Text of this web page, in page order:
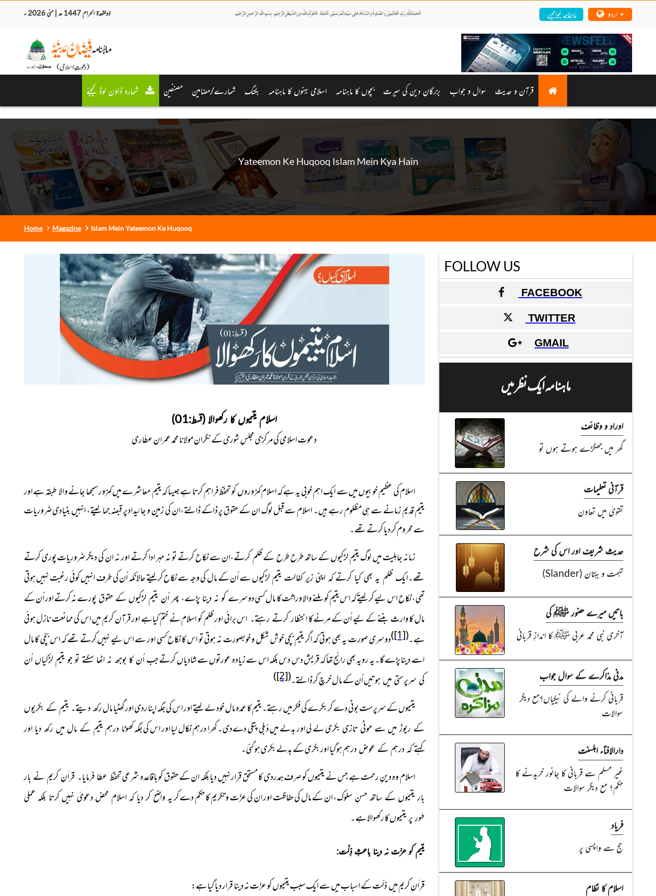
ذولقعدۃ الحرام 1447 ھ | مئی 2026 ء ماہنامہ خواتین
قرآن و حدیث سوال و جواب بزرگانِ دین کی سیرت بچوں کا ماہنامہ اسلامی بہنوں کا ماہنامہ بکنگ شمارے/مضامین مصنفین شمارہ ڈاؤن لوڈ کیجئے
Yateemon Ke Huqooq Islam Mein Kya Hain
Home Magazine Islam Mein Yateemon Ke Huqooq
اسلام یتیموں کا رکھوالا (قسط:01)
دعوتِ اسلامی کی مرکزی مجلسِ شوریٰ کے نگران مولانا محمد عمران عطّاری
اسلام کی عظیم خوبیوں میں سے ایک اہم خوبی یہ ہے کہاسلام کمزوروں کو تحفّظ فراہم کرتا ہے جیسا کہ یتیم معاشرے میں کمزور سمجھا جانے والا طبقہ ہے اور
یتیم قدیم زمانے سے ہی مظلوم رہے ہیں۔ اسلام سے قبل لوگ ان کے حقوق پر ڈاکے ڈالتے،ان کی زمین و جائیداد پر قبضہ جما لیتے، انہیں بنیادی ضَروریات
سے محروم کر دیا کرتے تھے۔
زمانہ جاہلیت میں لوگ یتیم لڑکیوں کے ساتھ طرح طرح کے ظلم کرتے،ان سے نکاح کرتے تو نہ مہر ادا کرتے اور نہ ان کی دیگر ضَروریات پوریکرتے
تھے۔ایک ظلم یہ بھی کیا کرتے کہ اپنی زیرِ کفالت یتیم لڑکیوںسے اُن کے مال کی وجہ سے نکاح کرلیتے حالانکہ اُن کی طرف انہیں کوئی رغبت نہیں ہوتی
تھی، نکاح اس لیے کر لیتے کہ اس یتیم کو ملنے والا وراثت کا مال کسیدوسرے کو نہ دینا پڑے، پھر اُن یتیم لڑکیوں کے حقوق پورےنہ کرتے اور اُن کے
مال کا وارث بننے کے لیے اُن کے مرنے کاانتظار کرتے رہتے۔ اس برائی اور ظلم کو اسلام نے ختم کیاہے اور قرآن کریم میں اس کی ممانعت نازل ہوئی
ہے۔(
[1]
)دوسری صورت یہ بھیہوتیکہ اگر یتیم بچی خوش شکل و خوبصورت نہ ہوتی تو اس کا نکاحکسی اور سے اس لیے نہیں کرتے تھے کہ اس بچّی کا مال
اسے دینا پڑے گا۔یہ رویہ بھی رائج تھا کہ قریش دس دس بلکہ اس سے زیادہ عورتوں سے شادیاں کرتےجب اُن کا بوجھ نہ اٹھا سکتے تو جو یتیم لڑکیاں اُن
کی سرپرستی میں ہوتیںاُن کے مال خرچ کر ڈالتے۔(
[2]
)
یتیموں کے سرپرست بوٹی دے کر بکرے کی فکر میں رہتے۔یتیم کا عمدہ مال خود لے لیتے اور اس کی جگہ اپنا ردی اور گھٹیا مالرکھ دیتے۔ یتیم کے بکریوں
کے ریوڑ میں سے موٹی تازی بکریلے لی اور بدلے میں دُبلی پتلی دےدی۔ کھرا درہم نکال لیا اور اس کی جگہکھوٹا درہم یتیم کے مال میں رکھ دیا اور
کہتے کہ درہم کے عوض درہمہوگیا اور بکری کے بدلے بکری ہو گئی۔
اسلام وہ دینِ رحمت ہے جس نے یتیموں کو صرف ہمدردی کا مستحق قرار نہیں دیا بلکہ ان کے حقوق کو باقاعدہ شرعیتحفّظ عطا فرمایا۔ قراٰنِ کریم نے بار
بار یتیموں کے ساتھ حسنِ سلوک،ان کے مال کی حفاظت اور ان کی عزّت و تکریم کا حکم دے کریہ واضح کر دیا کہ اسلام محض دعویٰ نہیں کرتا بلکہ عملی
طور پر یتیموںکا رکھوالا ہے۔
یتیم کو عزّت نہ دینا باعثِ ذِلَّت:
قراٰنِ کریم میں ذلّت کے اسباب میں سے ایک سبب یتیموں کو عزّت نہ دینا قرار دیا گیا ہے:
FOLLOW US
FACEBOOK
TWITTER
GMAIL
ماہنامہ ایک نظر میں
اوراد و وظائف
گھر میں جھگڑے ہوتے ہوں تو
قرآنی تعلیمات
تقویٰ میں تعاون
حدیث شریف اور اس کی شرح
تہمت و بہتان (Slander)
باتیں میرے حضور ﷺ کی
آخری نبی محمد عربی ﷺ کا اندازِ قربانی
مدنی مذاکرے کے سوال جواب
قربانی کرنے والے کی نیکیاں؟مع دیگر
سوالات
دارالافتاء اہلسنت
غیر مسلم سے قربانی کا جانور خریدنے کا
حکم؟ مع دیگر سوالات
فریاد
حج سے واپسی پر
اسلام کا نظام